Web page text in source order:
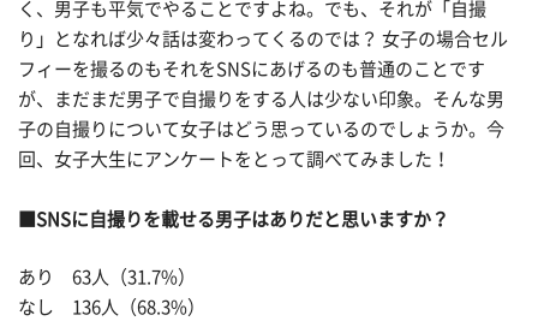
く、男子も平気でやることですよね。でも、それが「自撮
り」となれば少々話は変わってくるのでは？ 女子の場合セル
フィーを撮るのもそれをSNSにあげるのも普通のことです
が、まだまだ男子で自撮りをする人は少ない印象。そんな男
子の自撮りについて女子はどう思っているのでしょうか。今
回、女子大生にアンケートをとって調べてみました！
■SNSに自撮りを載せる男子はありだと思いますか？
あり 63人（31.7%）
なし 136人（68.3%）